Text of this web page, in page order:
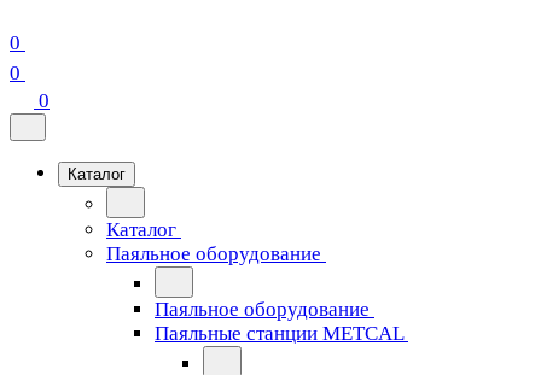
0
0
0
Каталог
Каталог
Паяльное оборудование
Паяльное оборудование
Паяльные станции METCAL